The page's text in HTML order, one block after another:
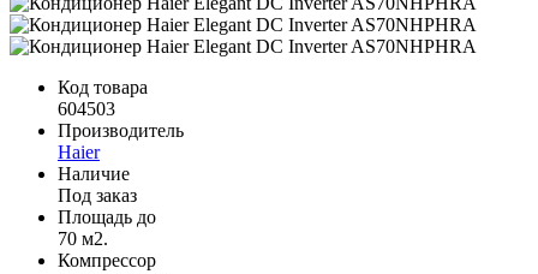
Код товара
604503
Производитель
Haier
Наличие
Под заказ
Площадь до
70 м2.
Компрессор